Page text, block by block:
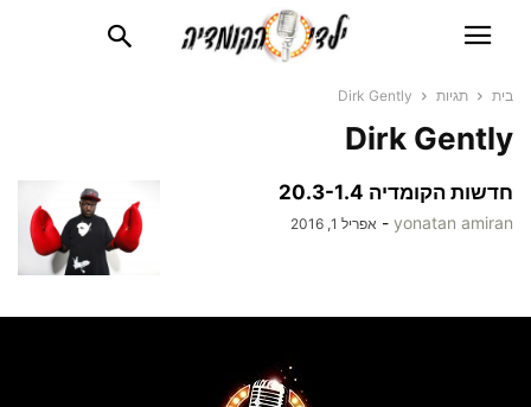
בית תגיות Dirk Gently
Dirk Gently
חדשות הקומדיה 20.3-1.4
yonatan amiran
- אפריל 1, 2016